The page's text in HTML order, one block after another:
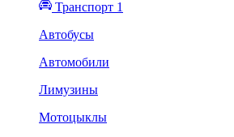
Транспорт 1
Автобусы
Автомобили
Лимузины
Мотоцыклы